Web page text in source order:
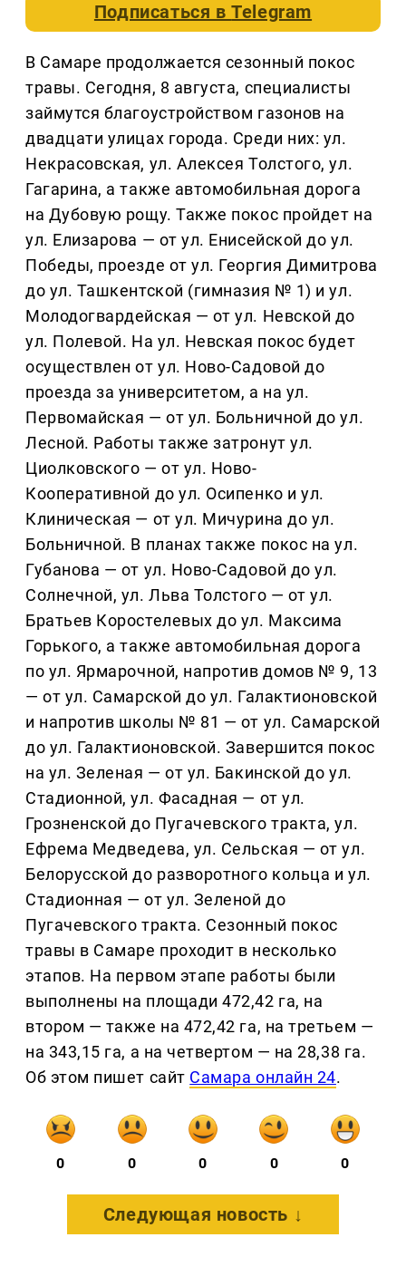
Подписаться вTelegram
В Самаре продолжается сезонный покос
травы. Сегодня, 8 августа, специалисты
займутся благоустройством газонов на
двадцати улицах города. Среди них: ул.
Некрасовская, ул. Алексея Толстого, ул.
Гагарина, а также автомобильная дорога
на Дубовую рощу. Также покос пройдет на
ул. Елизарова — от ул. Енисейской до ул.
Победы, проезде от ул. Георгия Димитрова
до ул. Ташкентской (гимназия № 1) и ул.
Молодогвардейская — от ул. Невской до
ул. Полевой. На ул. Невская покос будет
осуществлен от ул. Ново-Садовой до
проезда за университетом, а на ул.
Первомайская — от ул. Больничной до ул.
Лесной. Работы также затронут ул.
Циолковского — от ул. Ново-
Кооперативной до ул. Осипенко и ул.
Клиническая — от ул. Мичурина до ул.
Больничной. В планах также покос на ул.
Губанова — от ул. Ново-Садовой до ул.
Солнечной, ул. Льва Толстого — от ул.
Братьев Коростелевых до ул. Максима
Горького, а также автомобильная дорога
по ул. Ярмарочной, напротив домов № 9, 13
— от ул. Самарской до ул. Галактионовской
и напротив школы № 81 — от ул. Самарской
до ул. Галактионовской. Завершится покос
на ул. Зеленая — от ул. Бакинской до ул.
Стадионной, ул. Фасадная — от ул.
Грозненской до Пугачевского тракта, ул.
Ефрема Медведева, ул. Сельская — от ул.
Белорусской до разворотного кольца и ул.
Стадионная — от ул. Зеленой до
Пугачевского тракта. Сезонный покос
травы в Самаре проходит в несколько
этапов. На первом этапе работы были
выполнены на площади 472,42 га, на
втором — также на 472,42 га, на третьем —
на 343,15 га, а на четвертом — на 28,38 га.
Об этом пишет сайт Самара онлайн 24.
0 0 0 0 0
Следующая новость ↓